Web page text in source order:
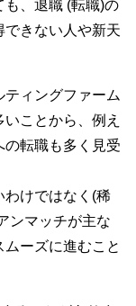
も、退職 (転職)の
きない人や新天
ィングファーム
ことから、例え
転職も多く見受
わけではなく(稀
ンマッチが主な
ーズに進むこと